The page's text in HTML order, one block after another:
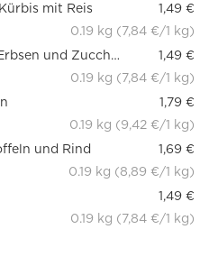
mit Reis
1,49 €
0.19 kg (7,84 €/1 kg)
Holle Bio Kartoffeln mit Erbsen und Zucchini
1,49 €
0.19 kg (7,84 €/1 kg)
1,79 €
0.19 kg (9,42 €/1 kg)
und Rind
1,69 €
0.19 kg (8,89 €/1 kg)
1,49 €
0.19 kg (7,84 €/1 kg)